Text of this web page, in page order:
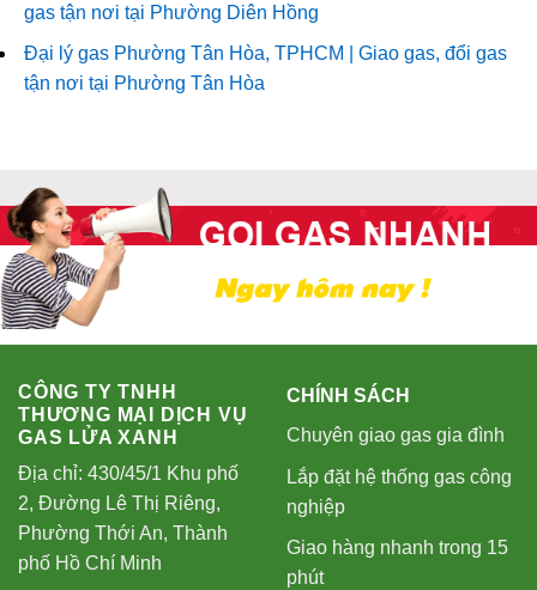
gas tận nơi tại Phường Diên Hồng
Đại lý gas Phường Tân Hòa, TPHCM | Giao gas, đổi gas
tận nơi tại Phường Tân Hòa
CÔNG TY TNHH
THƯƠNG MẠI DỊCH VỤ
GAS LỬA XANH
Địa chỉ: 430/45/1 Khu phố
2, Đường Lê Thị Riêng,
Phường Thới An, Thành
phố Hồ Chí Minh
CHÍNH SÁCH
Chuyên giao gas gia đình
Lắp đặt hệ thống gas công
nghiệp
Giao hàng nhanh trong 15
phút